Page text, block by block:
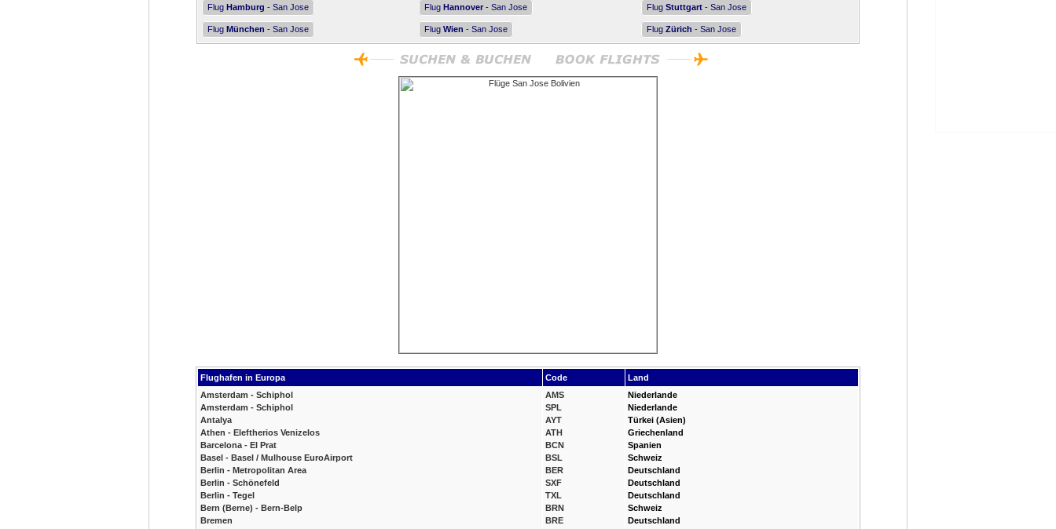
Flug Hamburg - San Jose Flug Hannover - San Jose Flug Stuttgart - San Jose
Flug München - San Jose Flug Wien - San Jose Flug Zürich - San Jose
Flughafen in Europa Code
Land
Amsterdam - Schiphol
Amsterdam - Schiphol
Antalya
Athen - Eleftherios Venizelos
Barcelona - El Prat
Basel - Basel / Mulhouse EuroAirport
Berlin - Metropolitan Area
Berlin - Schönefeld
Berlin - Tegel
Bern (Berne) - Bern-Belp
Bremen
AMS
SPL
AYT
ATH
BCN
BSL
BER
SXF
TXL
BRN
BRE
Niederlande
Niederlande
Türkei (Asien)
Griechenland
Spanien
Schweiz
Deutschland
Deutschland
Deutschland
Schweiz
Deutschland